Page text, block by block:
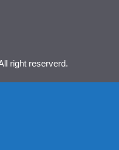
right reserverd.